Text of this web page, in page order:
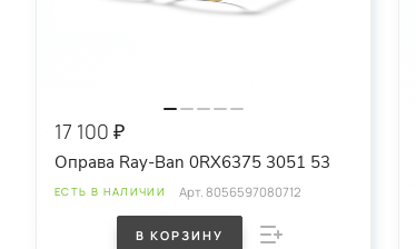
17 100 ₽
Оправа Ray-Ban 0RX6375 3051 53
ЕСТЬ В НАЛИЧИИ Арт.8056597080712
В КОРЗИНУ